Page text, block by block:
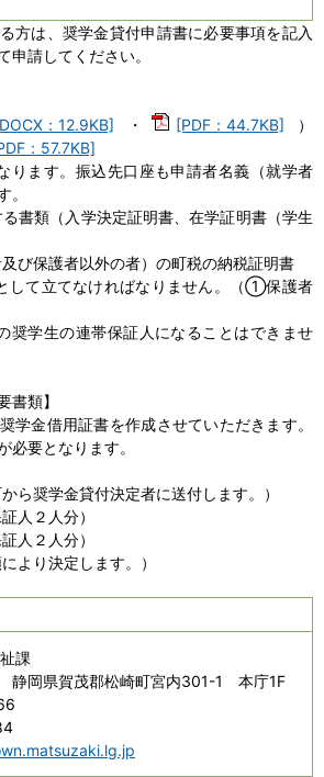
方は、奨学金貸付申請書に必要事項を記入
申請してください。
：12.9KB] ・ [PDF：44.7KB] ）
：57.7KB]
ます。振込先口座も申請者名義（就学者
。
書類（入学決定証明書、在学証明書（学生
び保護者以外の者）の町税の納税証明書
して立てなければなりません。（①保護者
学生の連帯保証人になることはできませ
書類】
学金借用証書を作成させていただきます。
必要となります。
奨学金貸付決定者に送付します。）
人２人分）
人２人分）
より決定します。）
課
静岡県賀茂郡松崎町宮内301-1 本庁1F